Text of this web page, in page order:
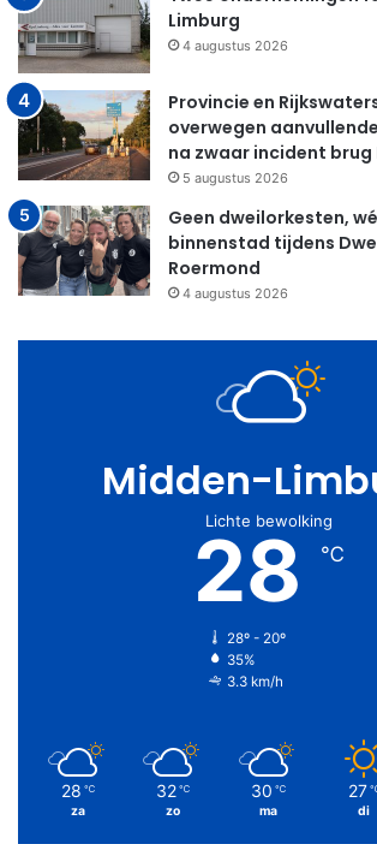
Limburg
4 augustus 2026
Provincie en
overwegen
na zwaar incident brug
5 augustus 2026
Geen dweilorkesten,
binnenstad tijdens
Roermond
4 augustus 2026
Midden-
Lichte bewolking
28 ℃
28º - 20º
35%
3.3 km/h
28 ℃
za
32 ℃
zo
30 ℃
ma
27
di